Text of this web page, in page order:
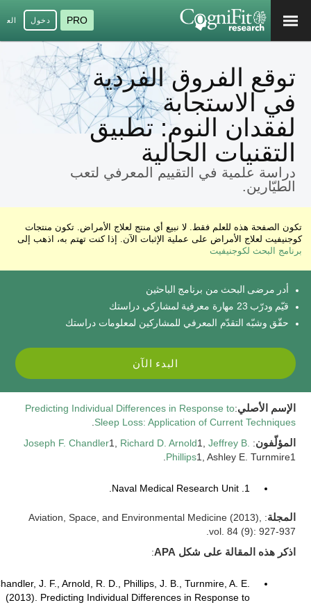
PRO دخول
توقع الفروق الفردية
في الاستجابة
لفقدان النوم: تطبيق
التقنيات الحالية
دراسة علمية في التقييم المعرفي لتعب
الطيّارين.
تكون الصفحة هذه للعلم فقط. لا نبيع أي منتج لعلاج الأمراض. تكون منتجات
كوجنيفيت لعلاج الأمراض على عملية الإثبات الآن. إذا كنت تهتم به، اذهب إلى
برنامج البحث لكوجنيفيت
أدر مرضى البحث من برنامج الباحثين
قيّم ودرّب 23 مهارة معرفية لمشاركي دراستك
حقّق وشبّه التقدّم المعرفي للمشاركين لمعلومات دراستك
البدء الآن
الإسم الأصلي:
Predicting Individual Differences in Response to
Sleep Loss: Application of Current Techniques
المؤلّفون:
Joseph F. Chandler1, Richard D. Arnold1, Jeffrey B.
Phillips1, Ashley E. Turnmire1.
1. Naval Medical Research Unit.
المجلة
: Aviation, Space, and Environmental Medicine (2013),
vol. 84 (9): 927-937.
اذكر هذه المقالة على شكل APA
:
J. F., Arnold, R. D., Phillips, J. B., Turnmire, A. E.
(2013). Predicting Individual Differences in Response to